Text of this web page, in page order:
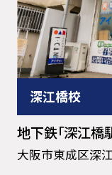
深江橋校
地下鉄「深江橋
大阪市東成区深